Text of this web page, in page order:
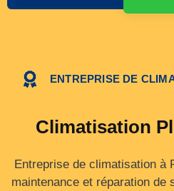
ENTREPRISE DE
Climatisation
Entreprise de climatisation à
maintenance et réparation de